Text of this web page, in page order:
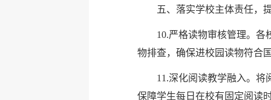
五、落实学校主体责任，
10.严格读物审核管理。各
物排查，确保进校园读物符合
11.深化阅读教学融入。将
保障学生每日在校有固定阅读